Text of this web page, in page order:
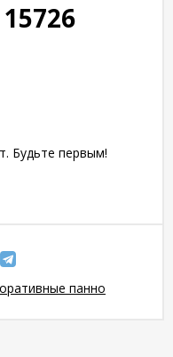
Будьте первым!
панно